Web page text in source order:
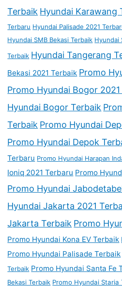
Terbaik Hyundai Karawang
Terbaru Hyundai Palisade 2021
Hyundai SMB Bekasi Terbaik Hyundai
Terbaik Hyundai Tangerang
Bekasi 2021 Terbaik Promo
Promo Hyundai Bogor
Hyundai Bogor Terbaik
Terbaik Promo Hyundai
Promo Hyundai Depok
Terbaru Promo Hyundai Harapan
Ioniq 2021 Terbaru Promo
Promo Hyundai
Hyundai Jakarta 2021
Jakarta Terbaik Promo
Promo Hyundai Kona EV Terbaik
Promo Hyundai Palisade Terbaik
Terbaik Promo Hyundai Santa Fe
Bekasi Terbaik Promo Hyundai Staria